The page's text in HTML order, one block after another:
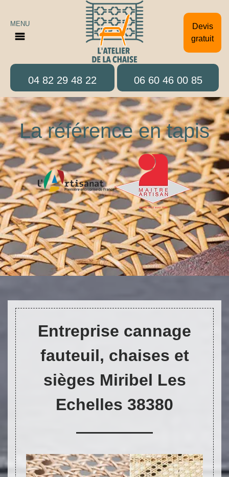
Devis
gratuit
MENU
04 82 29 48 22 06 60 46 00 85
La référence en tapis
Entreprise cannage
fauteuil, chaises et
sièges Miribel Les
Echelles 38380